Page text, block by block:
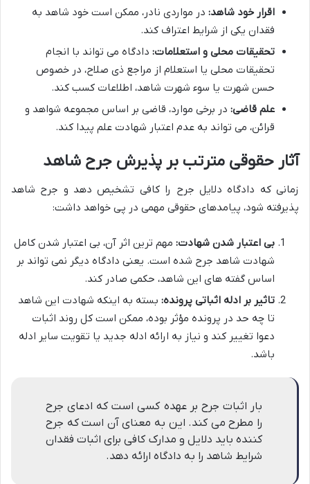
اقرار خود شاهد: در مواردی نادر، ممکن است خود شاهد به
فقدان یکی از شرایط اعتراف کند.
تحقیقات محلی و استعلامات: دادگاه می تواند با انجام
تحقیقات محلی یا استعلام از مراجع ذی صلاح، در خصوص
حسن شهرت یا سوء شهرت شاهد، اطلاعات کسب کند.
علم قاضی: در برخی موارد، قاضی بر اساس مجموعه شواهد و
قرائن، می تواند به عدم اعتبار شهادت علم پیدا کند.
آثار حقوقی مترتب بر پذیرش جرح شاهد
زمانی که دادگاه دلایل جرح را کافی تشخیص دهد و جرح شاهد
پذیرفته شود، پیامدهای حقوقی مهمی در پی خواهد داشت:
بی اعتبار شدن شهادت: مهم ترین اثر آن، بی اعتبار شدن کامل
شهادت شاهد جرح شده است. یعنی دادگاه دیگر نمی تواند بر
اساس گفته های این شاهد، حکمی صادر کند.
تاثیر بر ادله اثباتی پرونده: بسته به اینکه شهادت این شاهد
تا چه حد در پرونده مؤثر بوده، ممکن است کل روند اثبات
دعوا تغییر کند و نیاز به ارائه ادله جدید یا تقویت سایر ادله
باشد.
بار اثبات جرح بر عهده کسی است که ادعای جرح
را مطرح می کند. این به معنای آن است که جرح
کننده باید دلایل و مدارک کافی برای اثبات فقدان
شرایط شاهد را به دادگاه ارائه دهد.